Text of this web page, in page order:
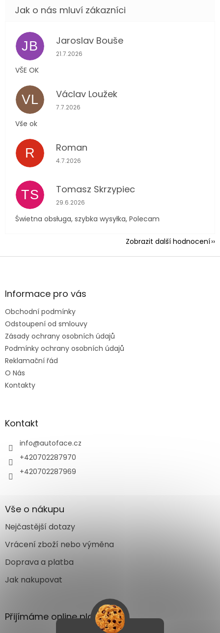
JB Jaroslav Bouše
Hodnocení obchodu je 5 z 5 hvězdiček.
21.7.2026
VŠE OK
VL Václav Loužek
Hodnocení obchodu je 5 z 5 hvězdiček.
7.7.2026
Vše ok
R Roman
Hodnocení obchodu je 5 z 5 hvězdiček.
4.7.2026
TS Tomasz Skrzypiec
Hodnocení obchodu je 5 z 5 hvězdiček.
29.6.2026
Świetna obsługa, szybka wysyłka, Polecam
Zobrazit další hodnocení
Z
aInformace pro vás
Obchodní podmínky
Odstoupení od smlouvy
Zásady ochrany osobních údajů
Podmínky ochrany osobních údajů
Reklamační řád
O Nás
Kontakty
Kontakt
info@autoface.cz
+420702287970
+420702287969
Vše o nákupu
Nejčastější dotazy
Vrácení zboží nebo výměna
Doprava a platba
Jak nakupovat
Přijímáme online platby